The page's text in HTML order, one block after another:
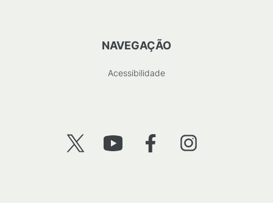
NAVEGAÇÃO
Acessibilidade